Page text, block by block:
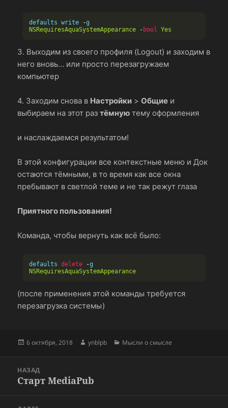
defaults write -
NSRequiresAquaSystemAppearance
- bool Yes
3. Выходим из своего профиля (Logout) и заходим в
него вновь… или просто перезагружаем
компьютер
4. Заходим снова в Настройки >Общие и
выбираем на этот разтёмную тему оформления
и наслаждаемся результатом!
В этой конфигурации все контекстные меню и Док
остаются тёмными, в то время как все окна
пребывают в светлой теме и не так режут глаза
Приятного пользования!
Команда, чтобы вернуть как всё было:
defaults delete -
NSRequiresAquaSystemAppearance
(после применения этой команды требуется
перезагрузка системы)
Опубликовано
6 октября, 2018 Автор
ynblpb Рубрики
Мысли о смысле
записям
НАЗАД
Предыдущая
Старт MediaPub